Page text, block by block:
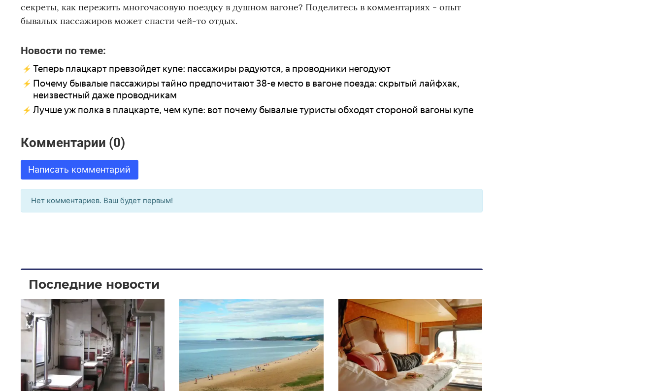
секреты, как пережить многочасовую поездку в душном вагоне? Поделитесь в комментариях - опыт
бывалых пассажиров может спасти чей-то отдых.
Новости по теме:
Теперь плацкарт превзойдет купе: пассажиры радуются, а проводники негодуют
Почему бывалые пассажиры тайно предпочитают 38-е место в вагоне поезда: скрытый лайфхак,
неизвестный даже проводникам
Лучше уж полка в плацкарте, чем купе: вот почему бывалые туристы обходят стороной вагоны купе
Комментарии (0)
Написать комментарий
Нет комментариев. Ваш будет первым!
Последние новости